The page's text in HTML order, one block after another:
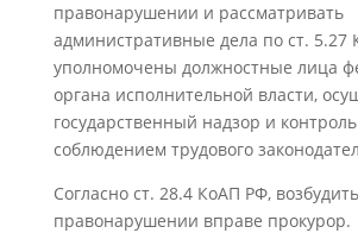
правонарушении и рассматривать
административные дела по ст. 5.27
уполномочены должностные лица
органа исполнительной власти,
государственный надзор и
соблюдением трудового
Согласно ст. 28.4 КоАП РФ,
правонарушении вправе прокурор.